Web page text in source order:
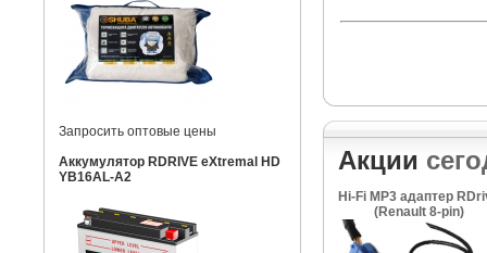
Запросить оптовые цены
Аккумулятор RDRIVE eXtremal HD
YB16AL-A2
Акции
Hi-Fi MP3 адаптер
(Renault 8-pin)